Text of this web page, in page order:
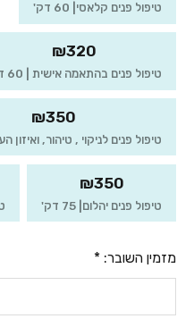
טיפול פנים קלאסי| 60 דק'
₪320
טיפול פנים בהתאמה אישית | 60 דק'
₪350
טיפול פנים לניקוי , טיהור, ואיזון העור |
₪350
טיפול פנים יהלום| 75 דק'
מזמין השובר: *